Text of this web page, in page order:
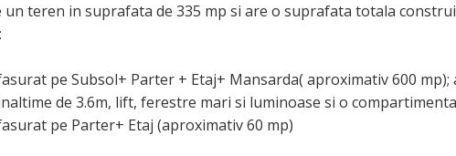
un teren in suprafata de 335 mp si are o suprafata totala
pe Subsol+ Parter + Etaj+ Mansarda( aproximativ 600 mp);
de 3.6m, lift, ferestre mari si luminoase si o
pe Parter+ Etaj (aproximativ 60 mp)